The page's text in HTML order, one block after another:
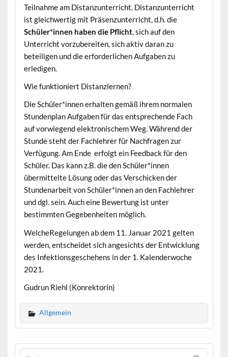
Teilnahme am Distanzunterricht. Distanzunterricht
ist gleichwertig mit Präsenzunterricht, d.h. die
Schüler*innen haben die Pflicht, sich auf den
Unterricht vorzubereiten, sich aktiv daran zu
beteiligen und die erforderlichen Aufgaben zu
erledigen.
Wie funktioniert Distanzlernen?
Die Schüler*innen erhalten gemäß ihrem normalen
Stundenplan Aufgaben für das entsprechende Fach
auf vorwiegend elektronischem Weg. Während der
Stunde steht der Fachlehrer für Nachfragen zur
Verfügung. Am Ende erfolgt ein Feedback für den
Schüler. Das kann z.B. die den Schüler*innen
übermittelte Lösung oder das Verschicken der
Stundenarbeit von Schüler*innen an den Fachlehrer
und dgl. sein. Auch eine Bewertung ist unter
bestimmten Gegebenheiten möglich.
WelcheRegelungen ab dem 11. Januar 2021 gelten
werden, entscheidet sich angesichts der Entwicklung
des Infektionsgeschehens in der 1. Kalenderwoche
2021.
Gudrun Riehl (Konrektorin)
Allgemein